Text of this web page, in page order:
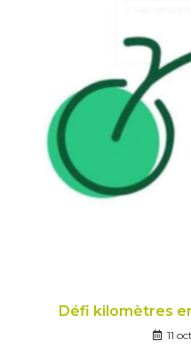
Défi kilomètres
11